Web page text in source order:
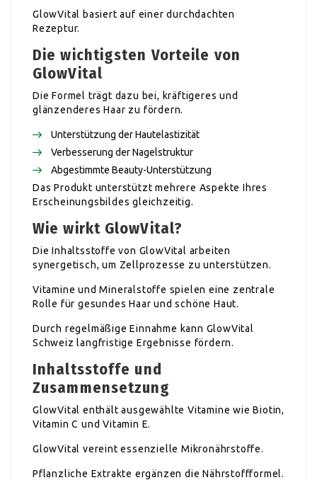
GlowVital basiert auf einer durchdachten
Rezeptur.
Die wichtigsten Vorteile von
GlowVital
Die Formel trägt dazu bei, kräftigeres und
glänzenderes Haar zu fördern.
Unterstützung der Hautelastizität
Verbesserung der Nagelstruktur
Abgestimmte Beauty-Unterstützung
Das Produkt unterstützt mehrere Aspekte Ihres
Erscheinungsbildes gleichzeitig.
Wie wirkt GlowVital?
Die Inhaltsstoffe von GlowVital arbeiten
synergetisch, um Zellprozesse zu unterstützen.
Vitamine und Mineralstoffe spielen eine zentrale
Rolle für gesundes Haar und schöne Haut.
Durch regelmäßige Einnahme kann GlowVital
Schweiz langfristige Ergebnisse fördern.
Inhaltsstoffe und
Zusammensetzung
GlowVital enthält ausgewählte Vitamine wie Biotin,
Vitamin C und Vitamin E.
GlowVital vereint essenzielle Mikronährstoffe.
Pflanzliche Extrakte ergänzen die Nährstoffformel.